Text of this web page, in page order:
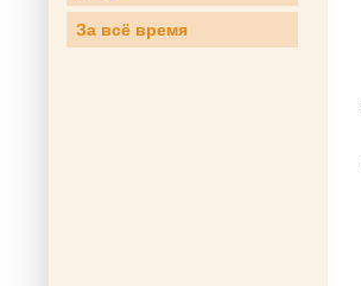
За всё время